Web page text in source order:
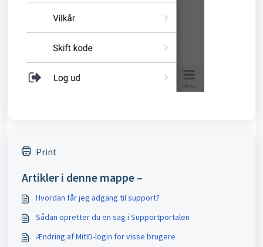
Print
Artikler i denne mappe –
Hvordan får jeg adgang til support?
Sådan opretter du en sag i Supportportalen
Ændring af MitID-login for visse brugere